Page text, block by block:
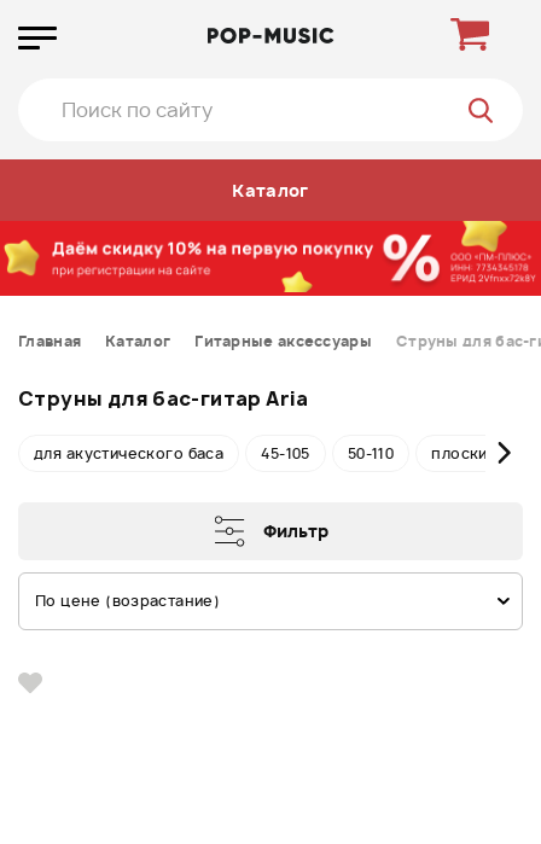
Каталог
Главная Каталог Гитарные аксессуары Струны для бас-
Струны для бас-гитар Aria
для акустического баса 45-105 50-110 плоские
Фильтр
По цене (возрастание)